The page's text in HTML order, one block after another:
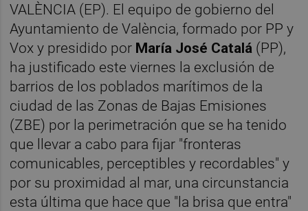
VALÈNCIA (EP). El equipo de gobierno del
Ayuntamiento de València, formado por PP y
Vox y presidido por María José Catalá (PP),
ha justificado este viernes la exclusión de
barrios de los poblados marítimos de la
ciudad de las Zonas de Bajas Emisiones
(ZBE) por la perimetración que se ha tenido
que llevar a cabo para fijar "fronteras
comunicables, perceptibles y recordables" y
por su proximidad al mar, una circunstancia
esta última que hace que "la brisa que entra"